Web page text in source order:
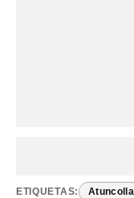
ETIQUETAS: Atuncolla